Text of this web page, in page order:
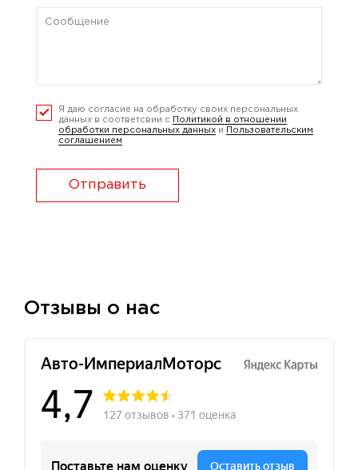
Я даю согласие на обработку своих персональных
данных в соответсвии с
Политикой в отношении
обработки персональных данных и
Пользовательским
соглашением
Отправить
Отзывы о нас